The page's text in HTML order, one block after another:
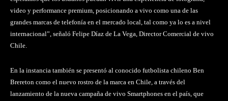
video y performance premium, posicionando a vivo como una de las
grandes marcas de telefonía en el mercado local, tal como ya lo es a nivel
internacional”, señaló Felipe Díaz de La Vega, Director Comercial de vivo
Chile.
En la instancia también se presentó al conocido futbolista chileno Ben
Brereton como el nuevo rostro de la marca en Chile, a través del
lanzamiento de la nueva campaña de vivo Smartphones en el país, que